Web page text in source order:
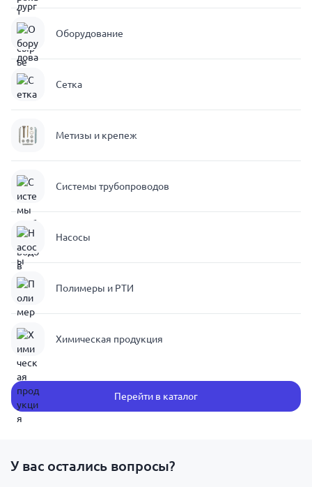
Оборудование
Сетка
Метизы и крепеж
Системы трубопроводов
Насосы
Полимеры и РТИ
Химическая продукция
Перейти в каталог
У вас остались вопросы?